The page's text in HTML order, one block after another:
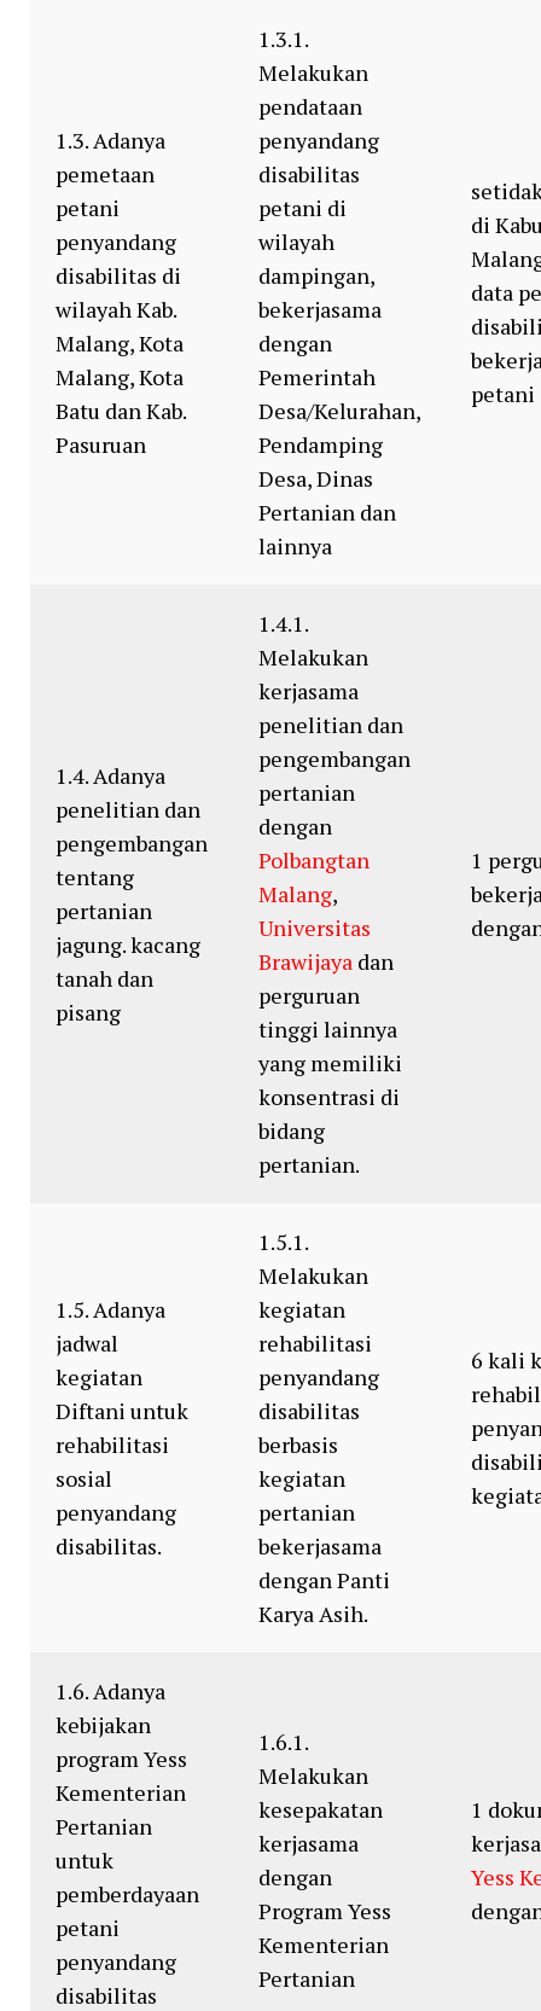
1.3. Adanya
pemetaan
petani
penyandang
disabilitas di
wilayah Kab.
Malang, Kota
Malang, Kota
Batu dan Kab.
Pasuruan
1.3.1.
Melakukan
pendataan
penyandang
disabilitas
petani di
wilayah
dampingan,
bekerjasama
dengan
Pemerintah
Desa/Kelurahan,
Pendamping
Desa, Dinas
Pertanian dan
lainnya
di
data
petani
1.4. Adanya
penelitian dan
pengembangan
tentang
pertanian
jagung. kacang
tanah dan
pisang
1.4.1.
Melakukan
kerjasama
penelitian dan
pengembangan
pertanian
dengan
Polbangtan
Malang,
Universitas
Brawijaya dan
perguruan
tinggi lainnya
yang memiliki
konsentrasi di
bidang
pertanian.
1
1.5. Adanya
jadwal
kegiatan
Diftani untuk
rehabilitasi
sosial
penyandang
disabilitas.
1.5.1.
Melakukan
kegiatan
rehabilitasi
penyandang
disabilitas
berbasis
kegiatan
pertanian
bekerjasama
dengan Panti
Karya Asih.
6 kali
1.6. Adanya
kebijakan
program Yess
Kementerian
Pertanian
untuk
pemberdayaan
petani
penyandang
disabilitas
1.6.1.
Melakukan
kesepakatan
kerjasama
dengan
Program Yess
Kementerian
Pertanian
1
Yess